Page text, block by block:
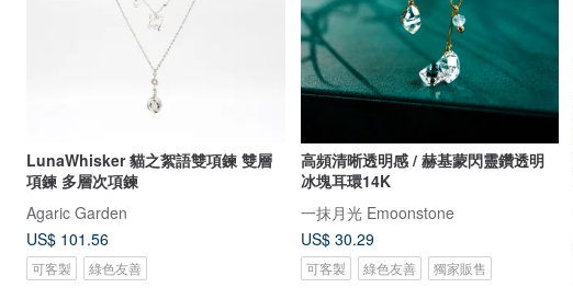
LunaWhisker 貓之絮語雙項鍊 雙層
項鍊 多層次項鍊
Agaric Garden
US$ 101.56
可客製 綠色友善
高頻清晰透明感 / 赫基蒙閃靈鑽透明
冰塊耳環14K
一抹月光 Emoonstone
US$ 30.29
可客製 綠色友善 獨家販售